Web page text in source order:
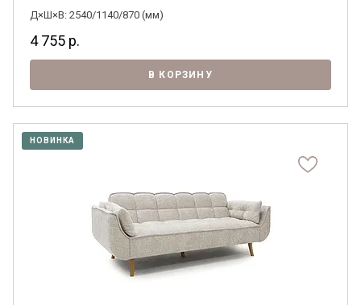
Д×Ш×В: 2540/1140/870 (мм)
4 755 р.
В КОРЗИНУ
НОВИНКА